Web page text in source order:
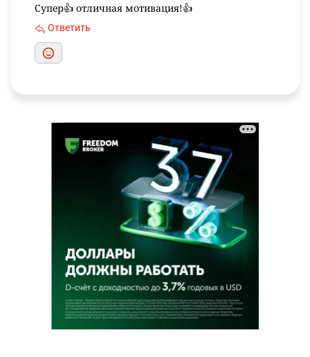
Супер👍 отличная мотивация!👍
Ответить